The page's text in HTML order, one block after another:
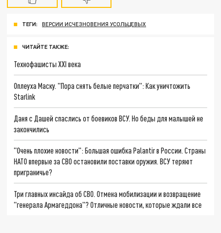
ТЕГИ: ВЕРСИИ ИСЧЕЗНОВЕНИЯ УСОЛЬЦЕВЫХ
ЧИТАЙТЕ ТАКЖЕ:
Технофашисты XXI века
Оплеуха Маску. "Пора снять белые перчатки": Как уничтожить
Starlink
Даня с Дашей спаслись от боевиков ВСУ. Но беды для малышей не
закончились
"Очень плохие новости": Большая ошибка Palantir в России. Страны
НАТО впервые за СВО остановили поставки оружия. ВСУ теряют
приграничье?
Три главных инсайда об СВО. Отмена мобилизации и возвращение
"генерала Армагеддона"? Отличные новости, которые ждали все